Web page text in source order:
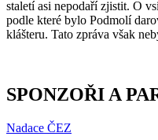
staletí asi nepodaří zjistit. O
podle které bylo Podmolí
klášteru. Tato zpráva však
SPONZOŘI A
Nadace ČEZ